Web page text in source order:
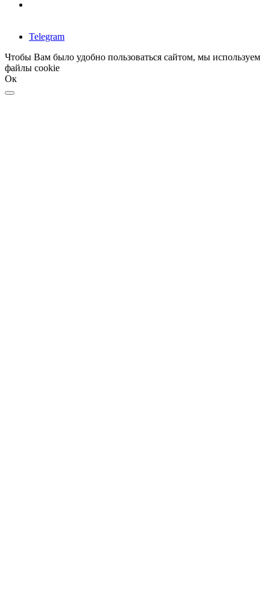
Telegram
Чтобы Вам было удобно пользоваться сайтом, мы используем
файлы cookie
Ок